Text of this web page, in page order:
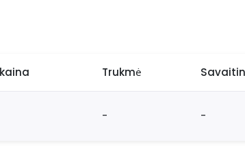
Trukmė
- -